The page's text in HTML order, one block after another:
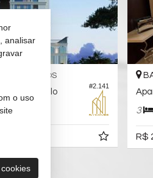
#2.141
PIONEIROS
de Milo
3
R$
analisar
o uso